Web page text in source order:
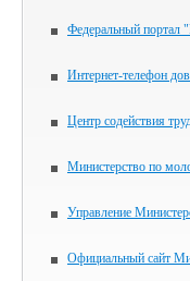
Федеральный портал
Интернет-телефон
Центр содействия
Министерство по
Управление
Официальный сайт